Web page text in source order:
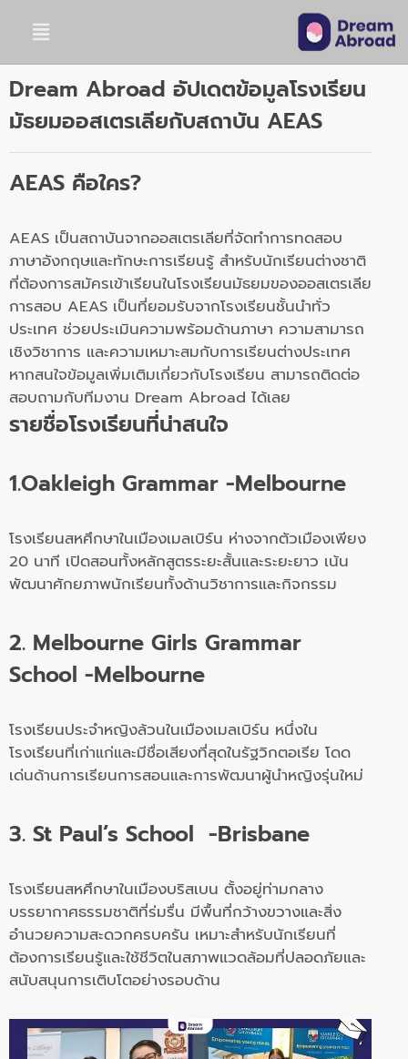
Dream Abroad อัปเดตข้อมูลโรงเรียน
มัธยมออสเตรเลียกับสถาบัน AEAS
AEAS คือใคร?
AEAS เป็นสถาบันจากออสเตรเลียที่จัดทำการทดสอบ
ภาษาอังกฤษและทักษะการเรียนรู้ สำหรับนักเรียนต่างชาติ
ที่ต้องการสมัครเข้าเรียนในโรงเรียนมัธยมของออสเตรเลีย
การสอบ AEAS เป็นที่ยอมรับจากโรงเรียนชั้นนำทั่ว
ประเทศ ช่วยประเมินความพร้อมด้านภาษา ความสามารถ
เชิงวิชาการ และความเหมาะสมกับการเรียนต่างประเทศ
หากสนใจข้อมูลเพิ่มเติมเกี่ยวกับโรงเรียน สามารถติดต่อ
สอบถามกับทีมงาน Dream Abroad ได้เลย
รายชื่อโรงเรียนที่น่าสนใจ
1.Oakleigh Grammar -Melbourne
โรงเรียนสหศึกษาในเมืองเมลเบิร์น ห่างจากตัวเมืองเพียง
20 นาที เปิดสอนทั้งหลักสูตรระยะสั้นและระยะยาว เน้น
พัฒนาศักยภาพนักเรียนทั้งด้านวิชาการและกิจกรรม
2. Melbourne Girls Grammar
School -Melbourne
โรงเรียนประจำหญิงล้วนในเมืองเมลเบิร์น หนึ่งใน
โรงเรียนที่เก่าแก่และมีชื่อเสียงที่สุดในรัฐวิกตอเรีย โดด
เด่นด้านการเรียนการสอนและการพัฒนาผู้นำหญิงรุ่นใหม่
3. St Paul’s School -Brisbane
โรงเรียนสหศึกษาในเมืองบริสเบน ตั้งอยู่ท่ามกลาง
บรรยากาศธรรมชาติที่ร่มรื่น มีพื้นที่กว้างขวางและสิ่ง
อำนวยความสะดวกครบครัน เหมาะสำหรับนักเรียนที่
ต้องการเรียนรู้และใช้ชีวิตในสภาพแวดล้อมที่ปลอดภัยและ
สนับสนุนการเติบโตอย่างรอบด้าน